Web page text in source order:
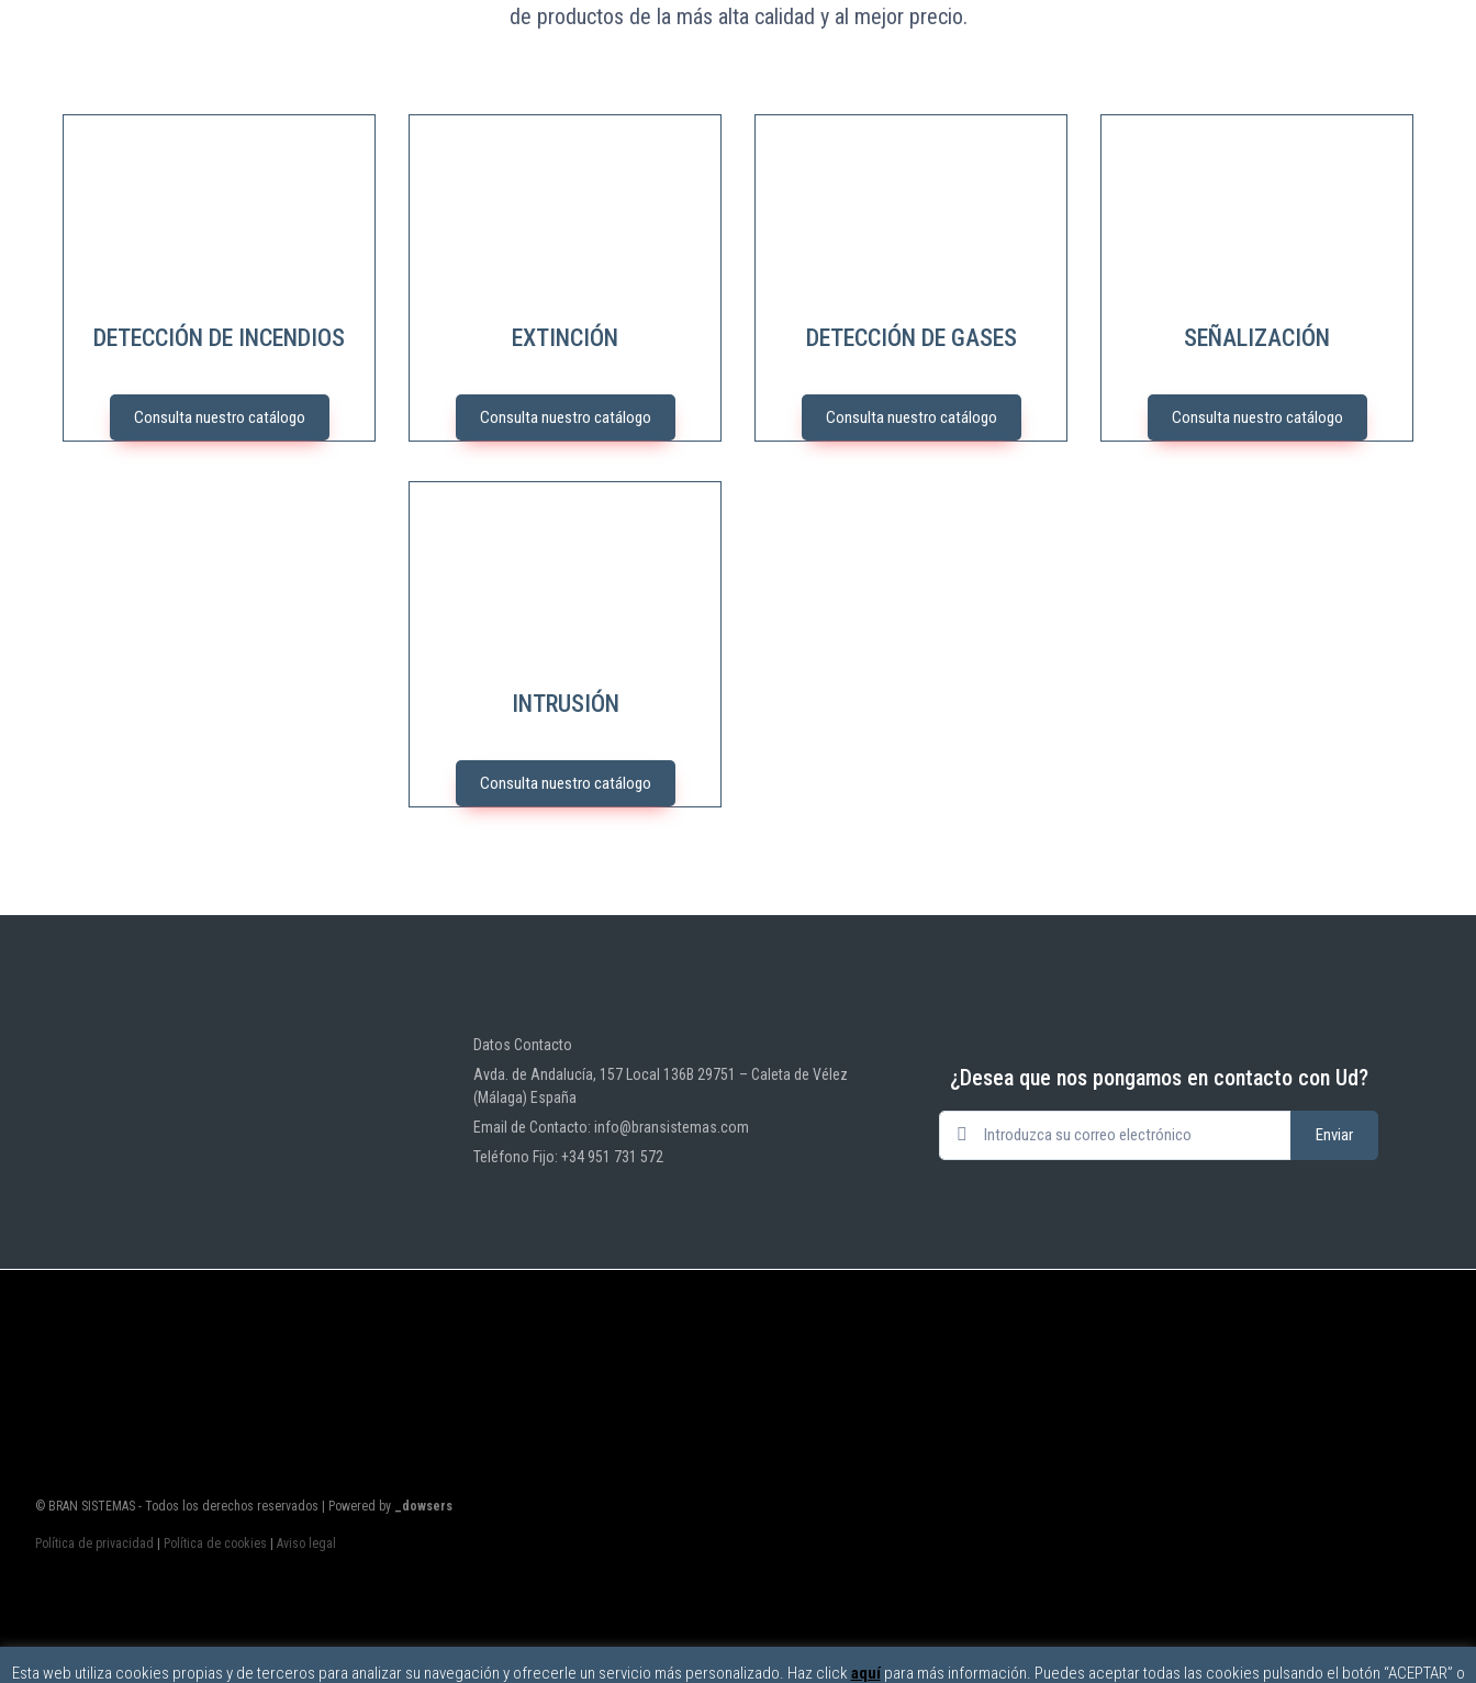
de productos de la más alta calidad y al mejor precio.
DETECCIÓN DE INCENDIOS
Consulta nuestro catálogo
EXTINCIÓN
Consulta nuestro catálogo
DETECCIÓN DE GASES
Consulta nuestro catálogo
SEÑALIZACIÓN
Consulta nuestro catálogo
INTRUSIÓN
Consulta nuestro catálogo
Datos Contacto
Avda. de Andalucía, 157 Local 136B 29751 – Caleta de Vélez
(Málaga) España
Email de Contacto: info@bransistemas.com
Teléfono Fijo: +34 951 731 572
¿Desea que nos pongamos en contacto con Ud?
© BRAN SISTEMAS - Todos los derechos reservados | Powered by _dowsers
Política de privacidad Política de cookies Aviso legal
Esta web utiliza cookies propias y de terceros para analizar su navegación y ofrecerle un servicio más personalizado. Haz click aquípara más información. Puedes aceptar todas las cookies pulsando el botón “ACEPTAR” o